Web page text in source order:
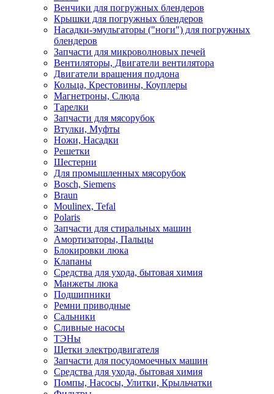
Венчики для погружных блендеров
Крышки для погружных блендеров
Насадки-эмульгаторы ("ноги") для погружных
блендеров
Запчасти для микроволновых печей
Вентиляторы, Двигатели вентилятора
Двигатели вращения поддона
Кольца, Крестовины, Коуплеры
Магнетроны, Слюда
Тарелки
Запчасти для мясорубок
Втулки, Муфты
Ножи, Насадки
Решетки
Шестерни
Для промышленных мясорубок
Bosch, Siemens
Braun
Moulinex, Tefal
Polaris
Запчасти для стиральных машин
Амортизаторы, Пальцы
Блокировки люка
Клапаны
Средства для ухода, бытовая химия
Манжеты люка
Подшипники
Ремни приводные
Сальники
Сливные насосы
ТЭНы
Щетки электродвигателя
Запчасти для посудомоечных машин
Средства для ухода, бытовая химия
Помпы, Насосы, Улитки, Крыльчатки